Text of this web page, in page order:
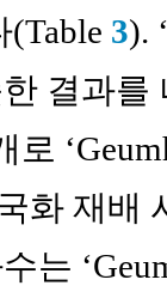
3).
결과
로
화 재배
는